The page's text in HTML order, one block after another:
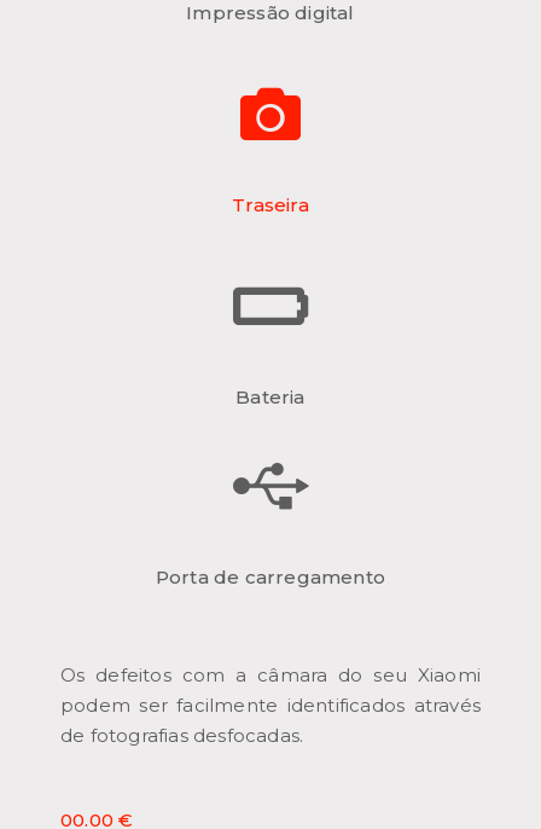
Impressão digital
Traseira
Bateria
Porta de carregamento
Os defeitos com a câmara do seu Xiaomi
podem ser facilmente identificados através
de fotografias desfocadas.
00.00 €